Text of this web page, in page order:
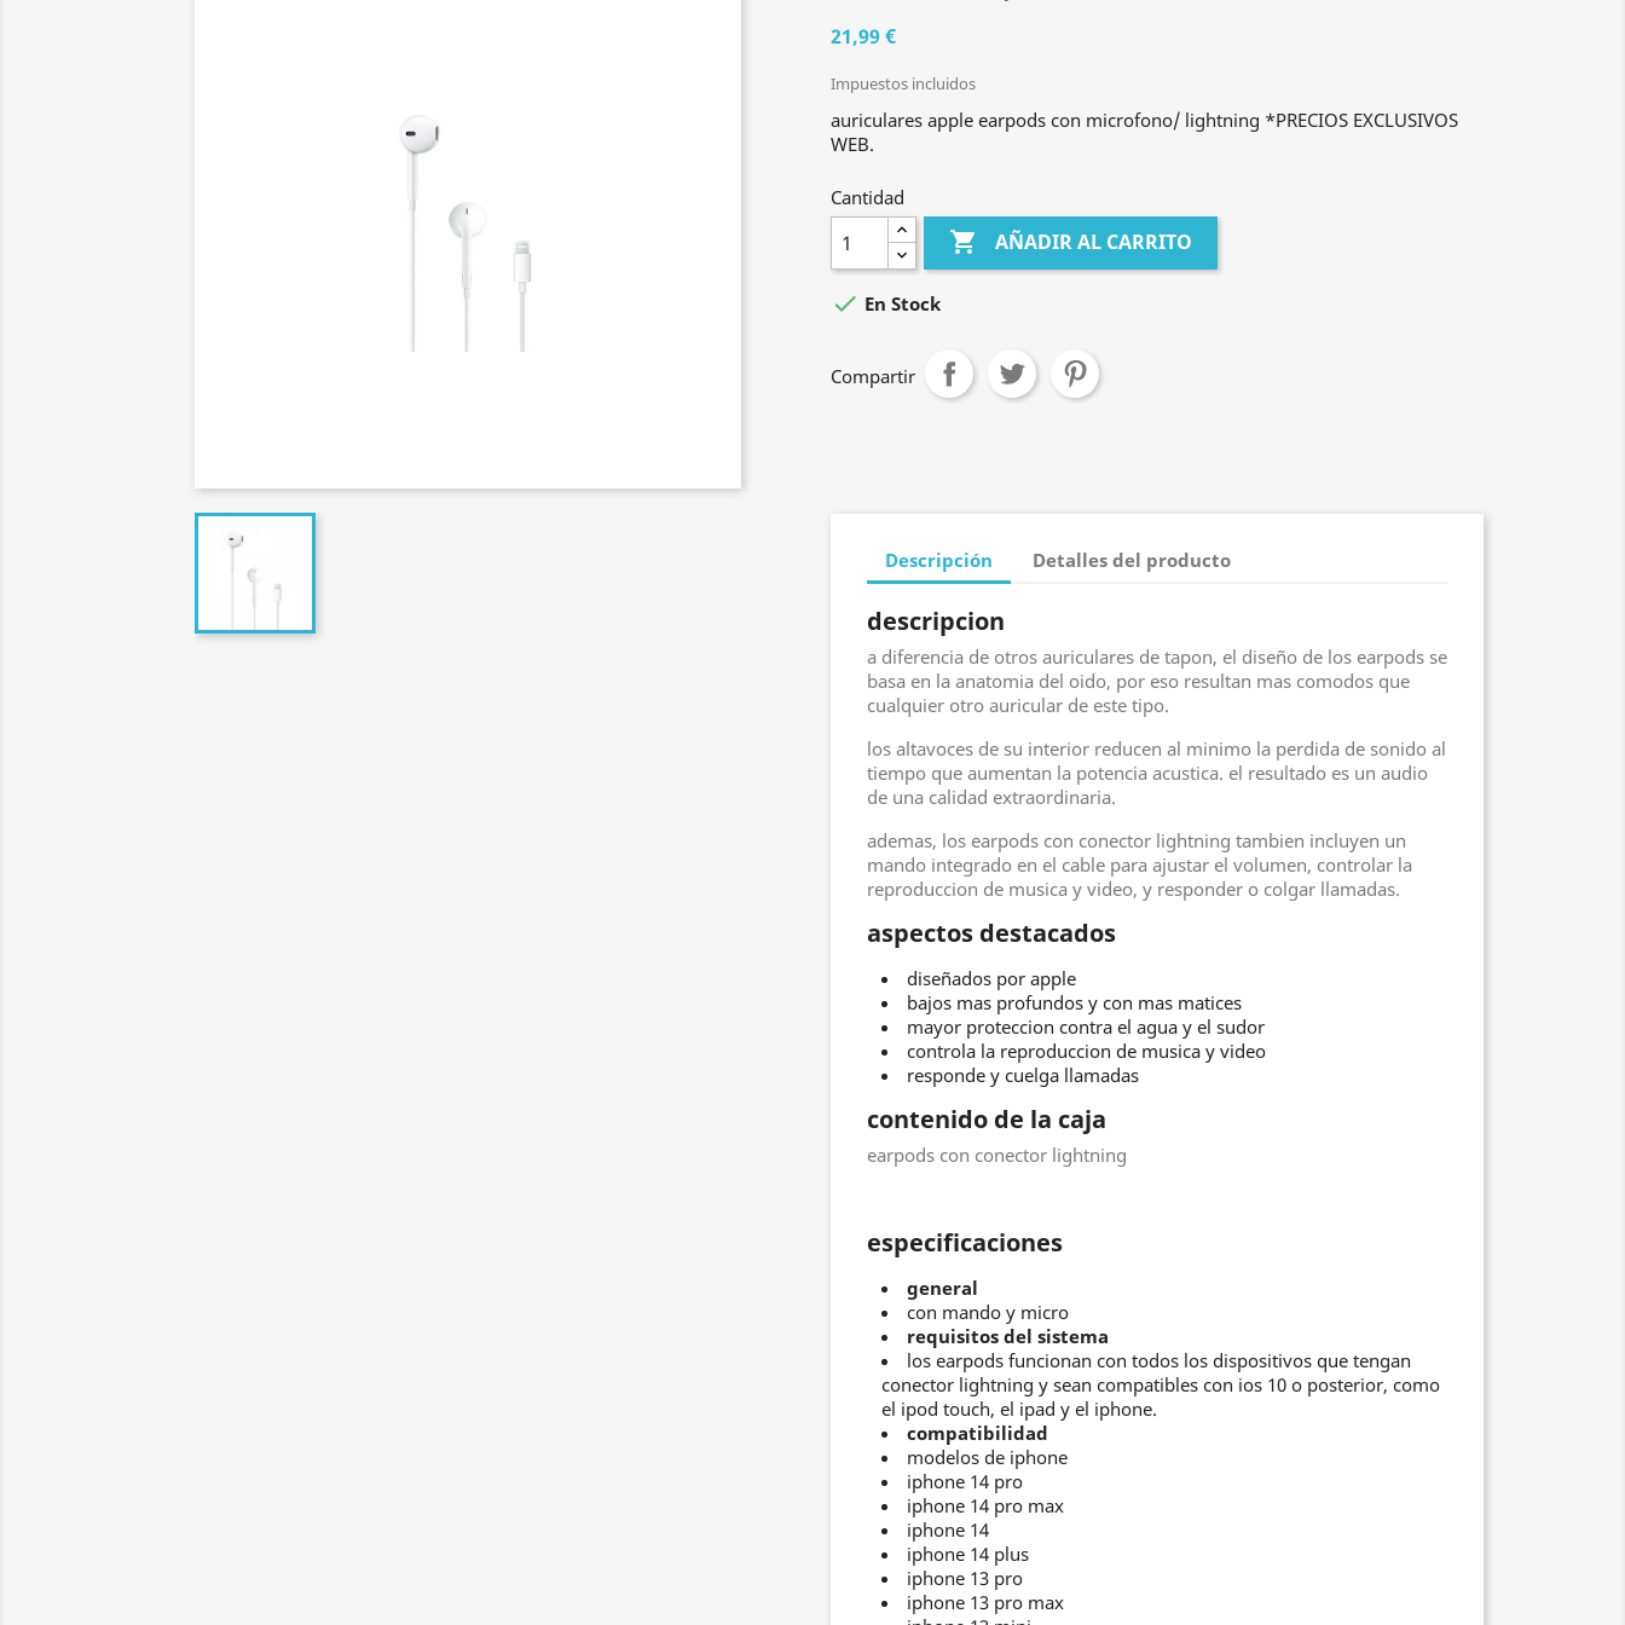
21,99 €
Impuestos incluidos
auriculares apple earpods con microfono/ lightning *PRECIOS EXCLUSIVOS
WEB.
Cantidad
 AÑADIR AL CARRITO
 En Stock
Compartir
Descripción Detalles del producto
descripcion
a diferencia de otros auriculares de tapon, el diseño de los earpods se
basa en la anatomia del oido, por eso resultan mas comodos que
cualquier otro auricular de este tipo.
los altavoces de su interior reducen al minimo la perdida de sonido al
tiempo que aumentan la potencia acustica. el resultado es un audio
de una calidad extraordinaria.
ademas, los earpods con conector lightning tambien incluyen un
mando integrado en el cable para ajustar el volumen, controlar la
reproduccion de musica y video, y responder o colgar llamadas.
aspectos destacados
diseñados por apple
bajos mas profundos y con mas matices
mayor proteccion contra el agua y el sudor
controla la reproduccion de musica y video
responde y cuelga llamadas
contenido de la caja
earpods con conector lightning
especificaciones
general
con mando y micro
requisitos del sistema
los earpods funcionan con todos los dispositivos que tengan
conector lightning y sean compatibles con ios 10 o posterior, como
el ipod touch, el ipad y el iphone.
compatibilidad
modelos de iphone
iphone 14 pro
iphone 14 pro max
iphone 14
iphone 14 plus
iphone 13 pro
iphone 13 pro max